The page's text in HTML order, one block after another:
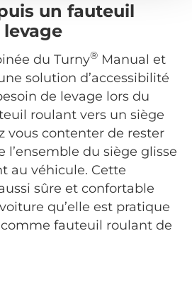
un fauteuil
du Turny® Manual et
solution d’accessibilité
de levage lors du
roulant vers un siège
vous contenter de rester
l’ensemble du siège glisse
au véhicule. Cette
sûre et confortable
qu’elle est pratique
fauteuil roulant de